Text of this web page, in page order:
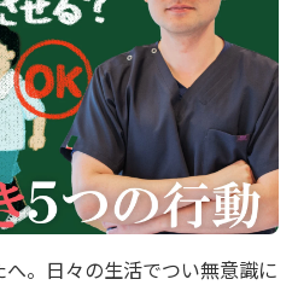
。日々の生活でつい無意識に